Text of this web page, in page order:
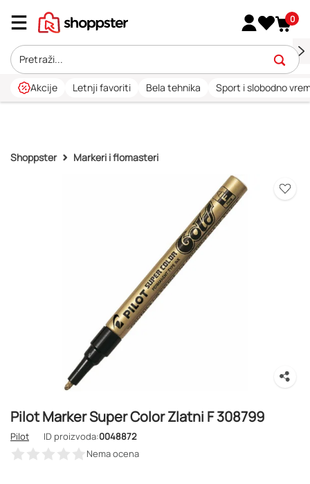
0
Akcije Letnji favoriti Bela tehnika Sport i slobodno
Shoppster Markeri i flomasteri
Pilot Marker Super Color Zlatni F 308799
Pilot ID proizvoda:0048872
Nema ocena